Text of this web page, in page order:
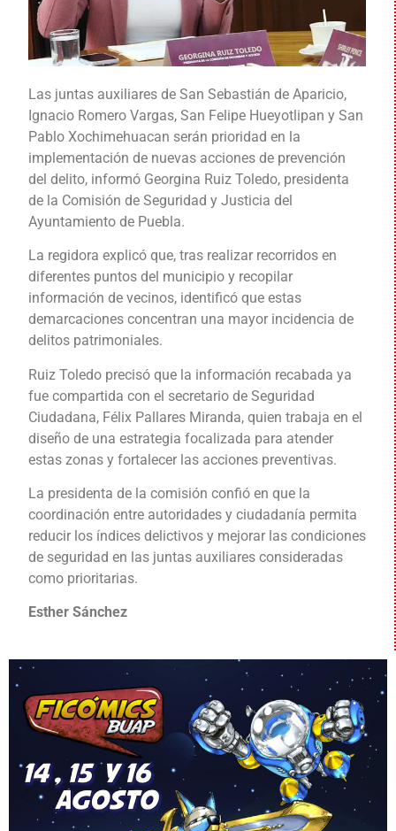
Las juntas auxiliares de San Sebastián de Aparicio,
Ignacio Romero Vargas, San Felipe Hueyotlipan y San
Pablo Xochimehuacan serán prioridad en la
implementación de nuevas acciones de prevención
del delito, informó Georgina Ruiz Toledo, presidenta
de la Comisión de Seguridad y Justicia del
Ayuntamiento de Puebla.
La regidora explicó que, tras realizar recorridos en
diferentes puntos del municipio y recopilar
información de vecinos, identificó que estas
demarcaciones concentran una mayor incidencia de
delitos patrimoniales.
Ruiz Toledo precisó que la información recabada ya
fue compartida con el secretario de Seguridad
Ciudadana, Félix Pallares Miranda, quien trabaja en el
diseño de una estrategia focalizada para atender
estas zonas y fortalecer las acciones preventivas.
La presidenta de la comisión confió en que la
coordinación entre autoridades y ciudadanía permita
reducir los índices delictivos y mejorar las condiciones
de seguridad en las juntas auxiliares consideradas
como prioritarias.
Esther Sánchez